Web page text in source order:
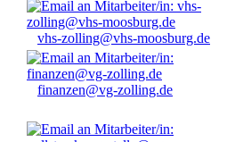
vhs-zolling@vhs-moosburg.de
finanzen@vg-zolling.de